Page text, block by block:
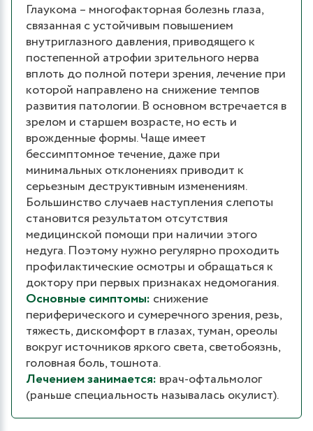
Глаукома – многофакторная болезнь глаза,
связанная с устойчивым повышением
внутриглазного давления, приводящего к
постепенной атрофии зрительного нерва
вплоть до полной потери зрения, лечение при
которой направлено на снижение темпов
развития патологии. В основном встречается в
зрелом и старшем возрасте, но есть и
врожденные формы. Чаще имеет
бессимптомное течение, даже при
минимальных отклонениях приводит к
серьезным деструктивным изменениям.
Большинство случаев наступления слепоты
становится результатом отсутствия
медицинской помощи при наличии этого
недуга. Поэтому нужно регулярно проходить
профилактические осмотры и обращаться к
доктору при первых признаках недомогания.
Основные симптомы: снижение
периферического и сумеречного зрения, резь,
тяжесть, дискомфорт в глазах, туман, ореолы
вокруг источников яркого света, светобоязнь,
головная боль, тошнота.
Лечением занимается: врач-офтальмолог
(раньше специальность называлась окулист).